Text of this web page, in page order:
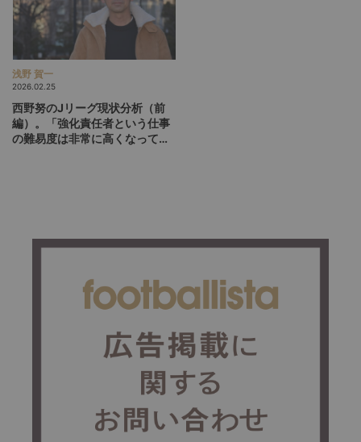
浅野 賀一
2026.02.25
西野努のJリーグ現状分析（前
編）。「強化責任者という仕事
の難易度は非常に高くなってい